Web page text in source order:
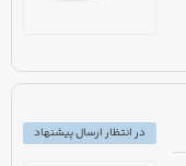
در انتظار ارسال پیشنهاد